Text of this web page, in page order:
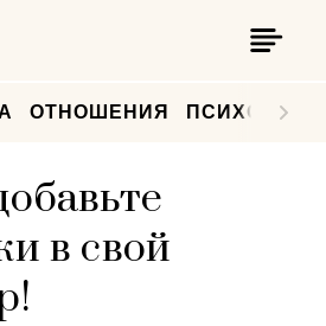
ОТНОШЕНИЯ
в свой